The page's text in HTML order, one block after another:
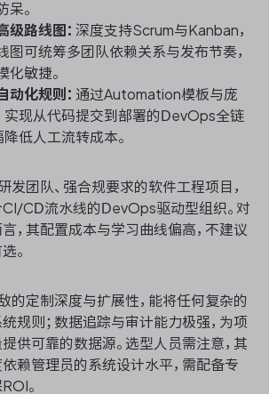
呆。
级路线图： 深度支持Scrum与Kanban，
图可统筹多团队依赖关系与发布节奏，
化敏捷。
动化规则： 通过Automation模板与庞
实现从代码提交到部署的DevOps全链
降低人工流转成本。
发团队、强合规要求的软件工程项目，
CD流水线的DevOps驱动型组织。对
，其配置成本与学习曲线偏高，不建议
。
的定制深度与扩展性，能将任何复杂的
规则；数据追踪与审计能力极强，为项
供可靠的数据源。选型人员需注意，其
赖管理员的系统设计水平，需配备专
。